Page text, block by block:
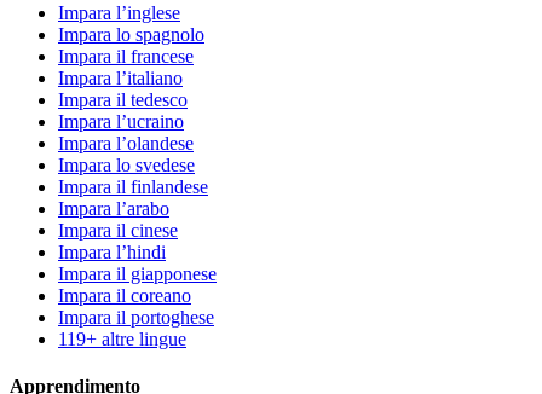
Impara l’inglese
Impara lo spagnolo
Impara il francese
Impara l’italiano
Impara il tedesco
Impara l’ucraino
Impara l’olandese
Impara lo svedese
Impara il finlandese
Impara l’arabo
Impara il cinese
Impara l’hindi
Impara il giapponese
Impara il coreano
Impara il portoghese
119+ altre lingue
Apprendimento